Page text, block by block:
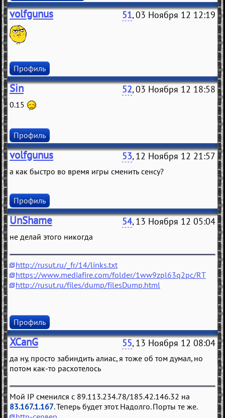
volfgunus 51, 03 Ноября 12 12:19
Профиль
Sin 52, 03 Ноября 12 18:58
0.15
Профиль
volfgunus 53, 12 Ноября 12 21:57
а как быстро во время игры сменить сенсу?
Профиль
UnShame 54, 13 Ноября 12 05:04
не делай этого никогда
http://rusut.ru/_fr/14/links.txt
https://www.mediafire.com/folder/1ww9zpl63q2pc/RT
http://rusut.ru/files/dump/filesDump.html
Профиль
XCanG 55, 13 Ноября 12 08:04
да ну, просто забиндить алиас, я тоже об том думал, но
потом как-то расхотелось
Мой IP сменился с 89.113.234.78/185.42.146.32 на
83.167.1.167. Теперь будет этот. Надолго. Порты те же.